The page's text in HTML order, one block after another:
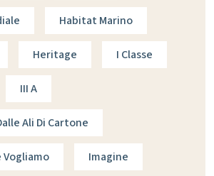
Habitat Marino
Heritage I Classe
III A
Ali Di Cartone
Vogliamo Imagine